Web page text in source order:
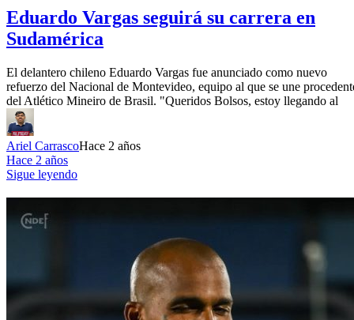
Eduardo Vargas seguirá su carrera en
Sudamérica
El delantero chileno Eduardo Vargas fue anunciado como nuevo
refuerzo del Nacional de Montevideo, equipo al que se une
del Atlético Mineiro de Brasil. "Queridos Bolsos, estoy llegando al
Ariel CarrascoHace 2 años
Hace 2 años
Sigue leyendo